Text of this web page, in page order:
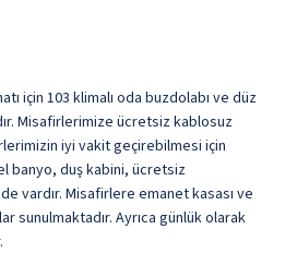
için 103 klimalı oda buzdolabı ve düz
Misafirlerimize ücretsiz kablosuz
iyi vakit geçirebilmesi için
banyo, duş kabini, ücretsiz
vardır. Misafirlere emanet kasası ve
sunulmaktadır. Ayrıca günlük olarak